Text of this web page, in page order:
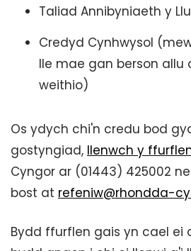
Taliad Annibyniaeth y
Credyd Cynhwysol
lle mae gan berson allu
weithio)
Os ydych chi'n credu bod
gostyngiad, llenwch y
Cyngor ar (01443) 425002
bost at refeniw@rhondda-
Bydd ffurflen gais yn cael ei